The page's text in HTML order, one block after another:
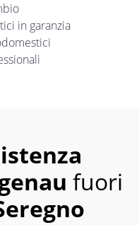
in garanzia
fuori